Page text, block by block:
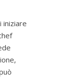
iniziare